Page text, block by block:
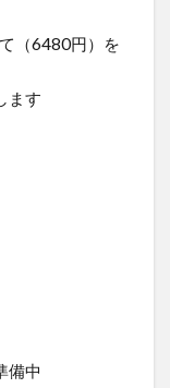
（6480円）を
ます
備中